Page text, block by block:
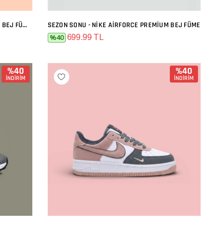
SEZON SONU - NIKE AIRFORCE PREMIUM BEJ FÜME TURUNCU SEPETE EKLE
SEZON SONU - NIKE AIRFORCE PREMIUM BEJ FÜME
%40 699.99 TL
%40
İNDİRİM
%40
İNDİRİM